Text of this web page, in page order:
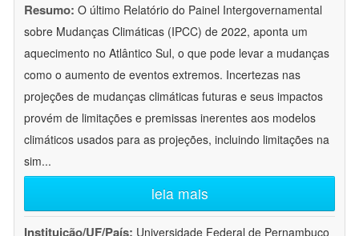
Resumo: O último Relatório do Painel Intergovernamental
sobre Mudanças Climáticas (IPCC) de 2022, aponta um
aquecimento no Atlântico Sul, o que pode levar a mudanças
como o aumento de eventos extremos. Incertezas nas
projeções de mudanças climáticas futuras e seus impactos
provém de limitações e premissas inerentes aos modelos
climáticos usados para as projeções, incluindo limitações na
sim...
leia mais
Instituição/UF/País: Universidade Federal de Pernambuco